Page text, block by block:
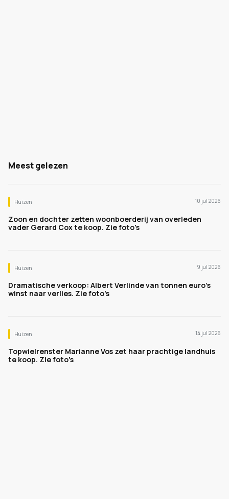
Meest gelezen
Huizen 10 jul 2026
Zoon en dochter zetten woonboerderij van overleden
vader Gerard Cox te koop. Zie foto's
Huizen 9 jul 2026
Dramatische verkoop: Albert Verlinde van tonnen euro's
winst naar verlies. Zie foto's
Huizen 14 jul 2026
Topwielrenster Marianne Vos zet haar prachtige landhuis
te koop. Zie foto's